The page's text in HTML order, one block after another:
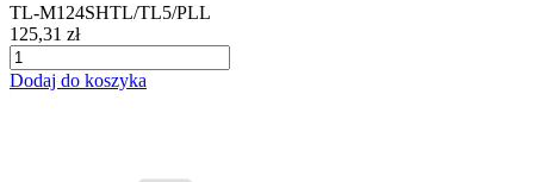
TL-M124SHTL/TL5/PLL
125,31 zł
Dodaj do koszyka